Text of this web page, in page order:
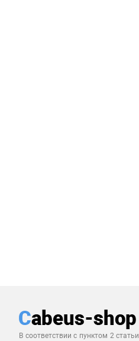
В соответствии с пунктом 2